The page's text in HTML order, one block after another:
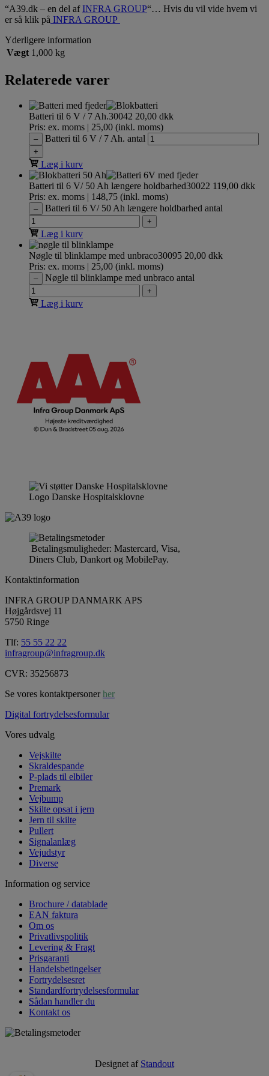
“A39.dk – en del afINFRA GROUP“… Hvis du vil vide hvem vi
er så klik på INFRA GROUP
Yderligere information
Vægt 1,000 kg
Relaterede varer
Batteri til 6 V / 7 Ah.30042 20,00 dkk
Pris: ex. moms | 25,00 (inkl. moms)
– Batteri til 6 V / 7 Ah. antal
+
Læg i kurv
Batteri til 6 V/ 50 Ah længere holdbarhed30022 119,00 dkk
Pris: ex. moms | 148,75 (inkl. moms)
– Batteri til 6 V/ 50 Ah længere holdbarhed antal
+
Læg i kurv
Nøgle til blinklampe med unbraco30095 20,00 dkk
Pris: ex. moms | 25,00 (inkl. moms)
– Nøgle til blinklampe med unbraco antal
+
Læg i kurv
Logo Danske Hospitalsklovne
Betalingsmuligheder: Mastercard, Visa,
Diners Club, Dankort og MobilePay.
Kontaktinformation
INFRA GROUP DANMARK APS
Højgårdsvej 11
5750 Ringe
Tlf: 55 55 22 22
infragroup@infragroup.dk
CVR: 35256873
Se vores kontaktpersoner her
Digital fortrydelsesformular
Vores udvalg
Vejskilte
Skraldespande
P-plads til elbiler
Premark
Vejbump
Skilte opsat i jern
Jern til skilte
Pullert
Signalanlæg
Vejudstyr
Diverse
Information og service
Brochure / datablade
EAN faktura
Om os
Privatlivspolitik
Levering & Fragt
Prisgaranti
Handelsbetingelser
Fortrydelsesret
Standardfortrydelsesformular
Sådan handler du
Kontakt os
Designet af Standout